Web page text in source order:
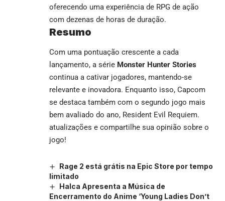
oferecendo uma experiência de RPG de ação
com dezenas de horas de duração.
Resumo
Com uma pontuação crescente a cada
lançamento, a série Monster Hunter Stories
continua a cativar jogadores, mantendo-se
relevante e inovadora. Enquanto isso, Capcom
se destaca também com o segundo jogo mais
bem avaliado do ano, Resident Evil Requiem.
atualizações e compartilhe sua opinião sobre o
jogo!
Rage 2 está grátis na Epic Store por tempo
limitado
Halca Apresenta a Música de
Encerramento do Anime ‘Young Ladies Don’t